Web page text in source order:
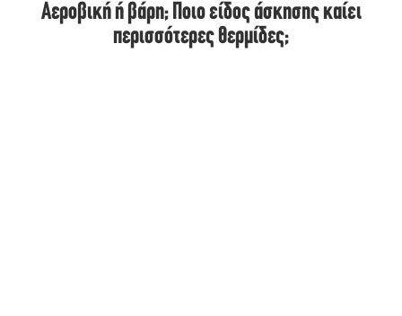
Αεροβική ή βάρη; Ποιο είδος άσκησης καίει
περισσότερες θερμίδες;